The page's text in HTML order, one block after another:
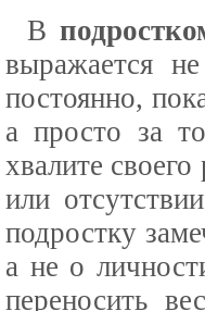
В
выражается
постоянно,
а просто за
хвалите
или
подростку
а не о
переносить